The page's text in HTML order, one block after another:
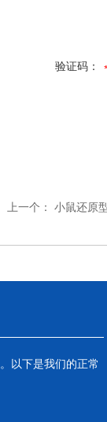
验证码：
上一个： 小鼠还原
以下是我们的正常